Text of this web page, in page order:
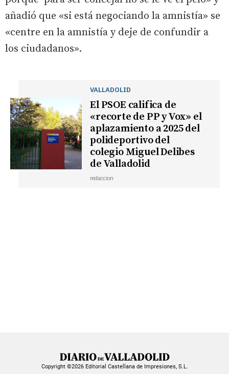
añadió que «si está negociando la amnistía» se
«centre en la amnistía y deje de confundir a
los ciudadanos».
VALLADOLID
El PSOE califica de
«recorte de PP y Vox» el
aplazamiento a 2025 del
polideportivo del
colegio Miguel Delibes
de Valladolid
redaccion
Copyright ©2026 Editorial Castellana de Impresiones, S.L.